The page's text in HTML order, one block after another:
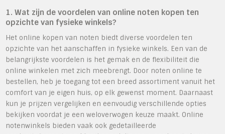
1. Wat zijn de voordelen van online noten kopen ten
opzichte van fysieke winkels?
Het online kopen van noten biedt diverse voordelen ten
opzichte van het aanschaffen in fysieke winkels. Een van de
belangrijkste voordelen is het gemak en de flexibiliteit die
online winkelen met zich meebrengt. Door noten online te
bestellen, heb je toegang tot een breed assortiment vanuit het
comfort van je eigen huis, op elk gewenst moment. Daarnaast
kun je prijzen vergelijken en eenvoudig verschillende opties
bekijken voordat je een weloverwogen keuze maakt. Online
notenwinkels bieden vaak ook gedetailleerde